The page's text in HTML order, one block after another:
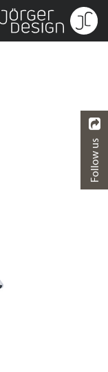
Follow us